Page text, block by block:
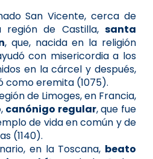
San Vicente, cerca de
región de Castilla, santa
, que, nacida en la religión
con misericordia a los
en la cárcel y después,
como eremita (1075).
de Limoges, en Francia,
, canónigo regular, que fue
de vida en común y de
(1140).
en la Toscana, beato